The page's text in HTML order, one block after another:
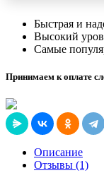
Быстрая и
Высокий
Самые
Принимаем к оплате
Описание
Отзывы (1)